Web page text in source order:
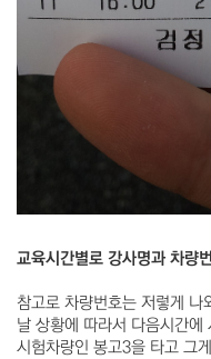
교육시간별로 강사명과 차량
참고로 차량번호는 저렇게
날 상황에 따라서 다음시간
시험차량인 봉고3을 타고 그